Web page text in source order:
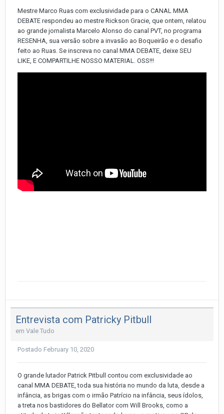
Mestre Marco Ruas com exclusividade para o CANAL MMA
DEBATE respondeu ao mestre Rickson Gracie, que ontem, relatou
ao grande jornalista Marcelo Alonso do canal PVT, no programa
RESENHA, sua versão sobre a invasão ao Boqueirão e o desafio
feito ao Ruas. Se inscreva no canal MMA DEBATE, deixe SEU
LIKE, E COMPARTILHE NOSSO MATERIAL. OSS!!!
Entrevista com Patricky Pitbull
em Vale Tudo
Postado February 10, 2020
O grande lutador Patrick Pitbull contou com exclusividade ao
canal MMA DEBATE, toda sua história no mundo da luta, desde a
infância, as brigas com o irmão Patrício na infância, seus ídolos,
a treta nos bastidores do Bellator com Will Brooks, como a